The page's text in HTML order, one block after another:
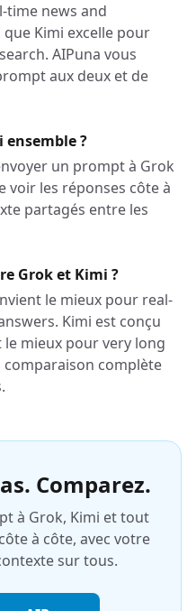
time news and
Kimi excelle pour
AIPuna vous
aux deux et de
?
un prompt à Grok
voir les réponses côte à
partagés entre les
Grok et Kimi ?
le mieux pour real-
Kimi est conçu
mieux pour very long
comparaison complète
Comparez.
à Grok, Kimi et tout
à côte, avec votre
sur tous.